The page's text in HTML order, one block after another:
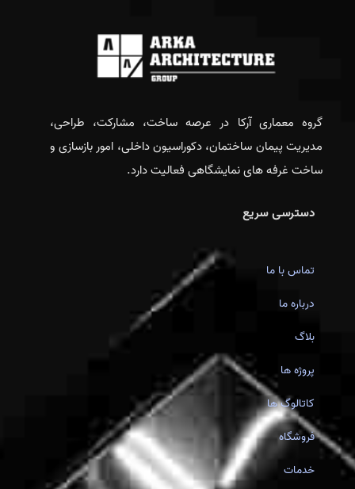
گروه معماری آرکا در عرصه ساخت، مشارکت، طراحی،
مدیریت پیمان ساختمان، دکوراسیون داخلی، امور بازسازی و
ساخت غرفه های نمایشگاهی فعالیت دارد.
دسترسی سریع
تماس با ما
درباره ما
بلاگ
پروژه ها
کاتالوگ ها
فروشگاه
خدمات